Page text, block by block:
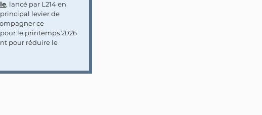
, lancé par L214 en
levier de
ce
le printemps 2026
pour réduire le